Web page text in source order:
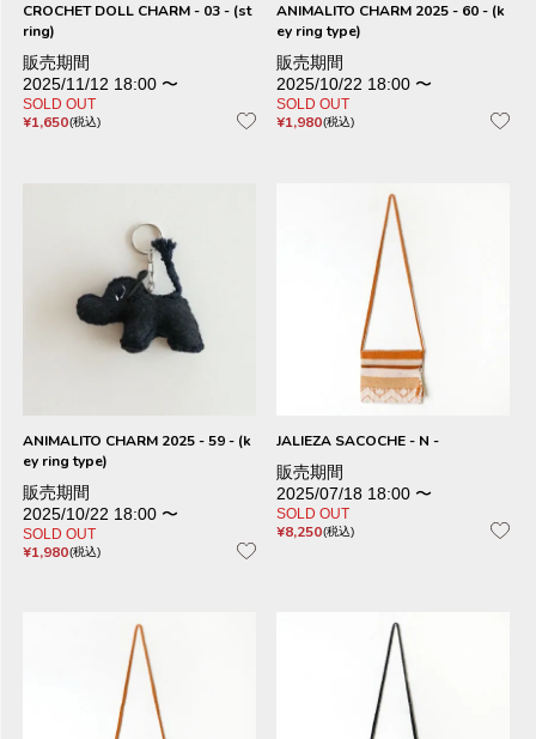
CROCHET DOLL CHARM - 03 - (st
ring)
販売期間
2025/11/12 18:00 〜
SOLD OUT
¥1,650 税込
ANIMALITO CHARM 2025 - 60 - (k
ey ring type)
販売期間
2025/10/22 18:00 〜
SOLD OUT
¥1,980 税込
ANIMALITO CHARM 2025 - 59 - (k
ey ring type)
販売期間
2025/10/22 18:00 〜
SOLD OUT
¥1,980 税込
JALIEZA SACOCHE - N -
販売期間
2025/07/18 18:00 〜
SOLD OUT
¥8,250 税込